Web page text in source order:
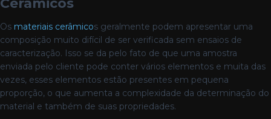
Os materiais cerâmicos geralmente podem apresentar uma
composição muito difícil de ser verificada sem ensaios de
caracterização. Isso se da pelo fato de que uma amostra
enviada pelo cliente pode conter vários elementos e muita das
vezes, esses elementos estão presentes em pequena
proporção, o que aumenta a complexidade da determinação do
material e também de suas propriedades.